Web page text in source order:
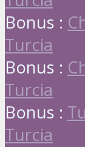
Bonus :
Turcia
Bonus :
Turcia
Bonus :
Turcia